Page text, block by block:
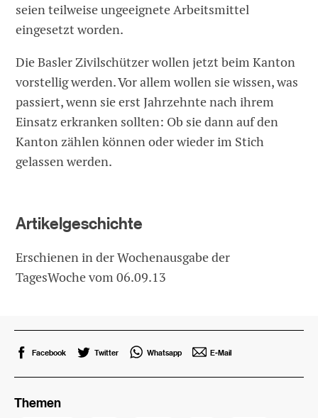
seien teilweise ungeeignete Arbeitsmittel
eingesetzt worden.
Die Basler Zivilschützer wollen jetzt beim Kanton
vorstellig werden. Vor ­allem wollen sie wissen, was
passiert, wenn sie erst Jahrzehnte nach ihrem
Einsatz erkranken sollten: Ob sie dann auf den
Kanton zählen können oder wieder im Stich
gelassen werden.
Artikelgeschichte
Erschienen in der Wochenausgabe der
TagesWoche vom 06.09.13
Facebook Twitter Whatsapp E-Mail
Themen